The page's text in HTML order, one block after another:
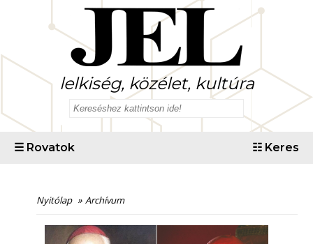
lelkiség, közélet, kultúra
☰ Rovatok ☷ Keres
Nyitólap » Archívum